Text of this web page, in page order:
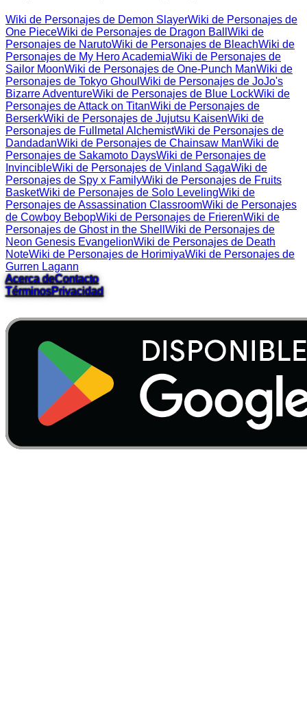
Wiki de Personajes de Demon SlayerWiki de Personajes de
One PieceWiki de Personajes de Dragon Ball Wiki de
Personajes de NarutoWiki de Personajes de BleachWiki de
Personajes de My Hero AcademiaWiki de Personajes de
Sailor MoonWiki de Personajes de One-Punch ManWiki de
Personajes de Tokyo Ghoul Wiki de Personajes de JoJo's
Bizarre AdventureWiki de Personajes de Blue LockWiki de
Personajes de Attack on TitanWiki de Personajes de
BerserkWiki de Personajes de Jujutsu KaisenWiki de
Personajes de Fullmetal AlchemistWiki de Personajes de
DandadanWiki de Personajes de Chainsaw ManWiki de
Personajes de Sakamoto DaysWiki de Personajes de
InvincibleWiki de Personajes de Vinland SagaWiki de
Personajes de Spy x FamilyWiki de Personajes de Fruits
BasketWiki de Personajes de Solo LevelingWiki de
Personajes de Assassination ClassroomWiki de Personajes
de Cowboy BebopWiki de Personajes de FrierenWiki de
Personajes de Ghost in the Shell Wiki de Personajes de
Neon Genesis EvangelionWiki de Personajes de Death
NoteWiki de Personajes de HorimiyaWiki de Personajes de
Gurren Lagann
Acerca deContacto
TérminosPrivacidad